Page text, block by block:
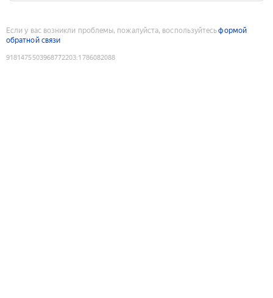
Если у вас возникли проблемы, пожалуйста, воспользуйтесьформой
обратной связи
9181475503968772203:1786082088